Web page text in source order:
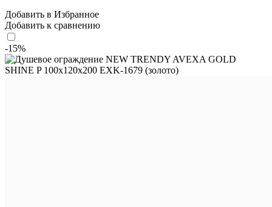
Добавить в Избранное
Добавить к сравнению
-15%